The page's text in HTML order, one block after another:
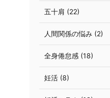
五十肩 (22)
人間関係の悩み (2)
全身倦怠感 (18)
妊活 (8)